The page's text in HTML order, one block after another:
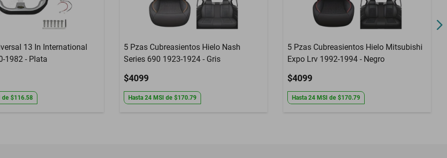
13 In International
1982 - Plata
de $116.58
5 Pzas Cubreasientos Hielo Nash
Series 690 1923-1924 - Gris
$4099
Hasta 24 MSI de $170.79
5 Pzas Cubreasientos Hielo Mitsubishi
Expo Lrv 1992-1994 - Negro
$4099
Hasta 24 MSI de $170.79